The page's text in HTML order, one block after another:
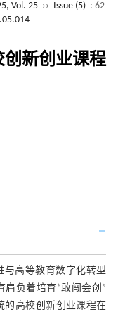
Vol. 25 ›› Issue (5) : 62
新创业课程
与高等教育数字化转型
肩负着培育“敢闯会创”
的高校创新创业课程在